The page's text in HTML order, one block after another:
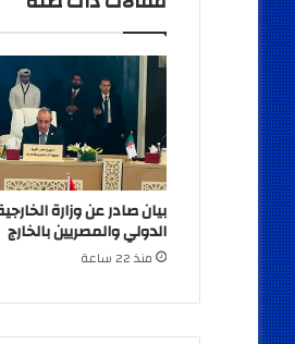
بيان صادر عن وزارة
الدولي والمصريين بالخارج
منذ 22 ساعة